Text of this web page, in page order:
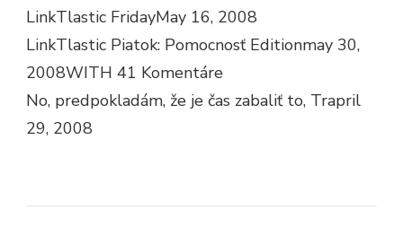
LinkTlastic FridayMay 16, 2008
LinkTlastic Piatok: Pomocnosť Editionmay 30,
2008WITH 41 Komentáre
No, predpokladám, že je čas zabaliť to, Trapril
29, 2008